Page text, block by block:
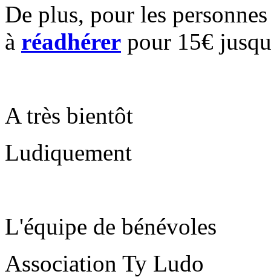
De plus, pour les
à réadhérer pour 15€
A très bientôt
Ludiquement
L'équipe de bénévoles
Association Ty Ludo